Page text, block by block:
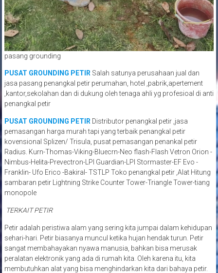
pasang grounding
PUSAT GROUNDING PETIR Salah satunya perusahaan jual dan
jasa pasang penangkal petir perumahan, hotel ,pabrik,apertement
,kantor,sekolahan dan di dukung oleh tenaga ahli yg profesioal di anti
penangkal petir
PUSAT GROUNDING PETIR Distributor penangkal petir ,jasa
pemasangan harga murah tapi yang terbaik penangkal petir
kovensional Splizen/ Trisula, pusat pemasangan penankal petir
Radius. Kurn-Thomas-Viking-Bluecrn-Neo flash-Flash Vetron Orion -
Nimbus-Helita-Prevectron-LPI Guardian-LPI Stormaster-EF Evo -
Franklin- Ufo Erico -Bakiral- TSTLP Toko penangkal petir ,Alat Hitung
sambaran petir Lightning Strike Counter Tower-Triangle Tower-tiang
monopole
TERKAIT PETIR
Petir adalah peristiwa alam yang sering kita jumpai dalam kehidupan
sehari-hari. Petir biasanya muncul ketika hujan hendak turun. Petir
sangat membahayakan nyawa manusia, bahkan bisa merusak
peralatan elektronik yang ada di rumah kita. Oleh karena itu, kita
membutuhkan alat yang bisa menghindarkan kita dari bahaya petir.